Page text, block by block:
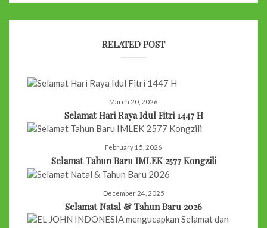
RELATED POST
March 20, 2026
Selamat Hari Raya Idul Fitri 1447 H
February 15, 2026
Selamat Tahun Baru IMLEK 2577 Kongzili
December 24, 2025
Selamat Natal & Tahun Baru 2026